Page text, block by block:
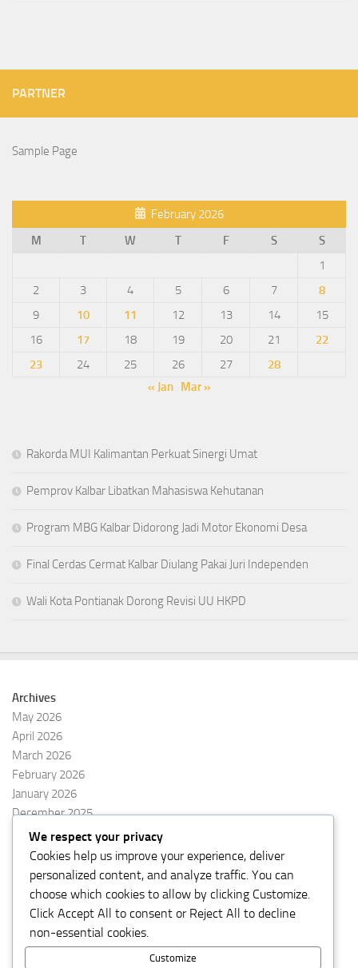
PARTNER
Sample Page
February 2026
M
T W T F S
S
1
2
3 4 5 6 7
8
9
10 11 12 13 14
15
16
17 18 19 20 21
22
23
24 25 26 27
28
« Jan
Mar »
Rakorda MUI Kalimantan Perkuat Sinergi Umat
Pemprov Kalbar Libatkan Mahasiswa Kehutanan
Program MBG Kalbar Didorong Jadi Motor Ekonomi Desa
Final Cerdas Cermat Kalbar Diulang Pakai Juri Independen
Wali Kota Pontianak Dorong Revisi UU HKPD
Archives
May 2026
April 2026
March 2026
February 2026
January 2026
December 2025
November 2025
October 2025
September 2025
August 2025
We respect your privacy
Cookies help us improve your experience, deliver
personalized content, and analyze traffic. You can
choose which cookies to allow by clicking Customize
Click Accept All to consent or Reject All to decline
non-essential cookies.
Customize